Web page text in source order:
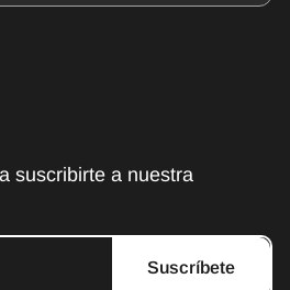
suscribirte a nuestra
Suscríbete